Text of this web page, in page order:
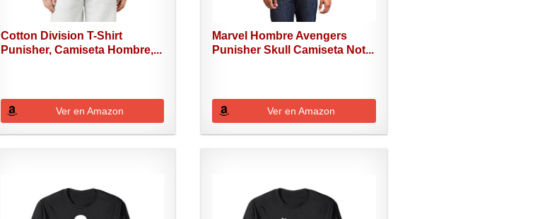
Cotton Division T-Shirt
Punisher, Camiseta Hombre,...
Ver en Amazon
Marvel Hombre Avengers
Punisher Skull Camiseta Not...
Ver en Amazon